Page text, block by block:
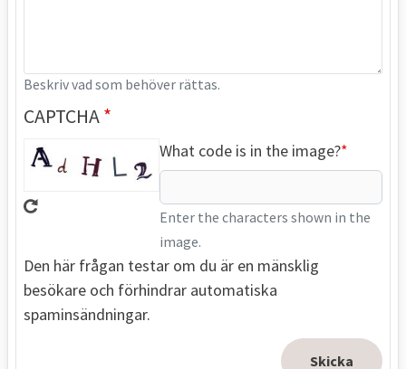
Beskriv vad som behöver rättas.
CAPTCHA
What code is in the image?
Enter the characters shown in the
image.
Den här frågan testar om du är en mänsklig
besökare och förhindrar automatiska
spaminsändningar.